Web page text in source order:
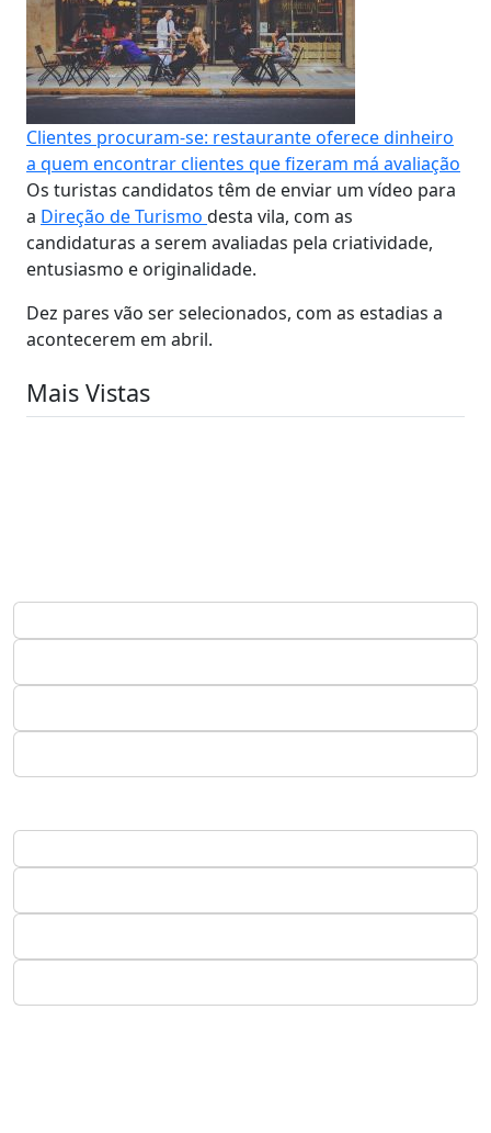
Clientes procuram-se: restaurante oferece dinheiro
a quem encontrar clientes que fizeram má avaliação
Os turistas candidatos têm de enviar um vídeo para
a Direção de Turismo desta vila, com as
candidaturas a serem avaliadas pela criatividade,
entusiasmo e originalidade.
Dez pares vão ser selecionados, com as estadias a
acontecerem em abril.
Mais Vistas